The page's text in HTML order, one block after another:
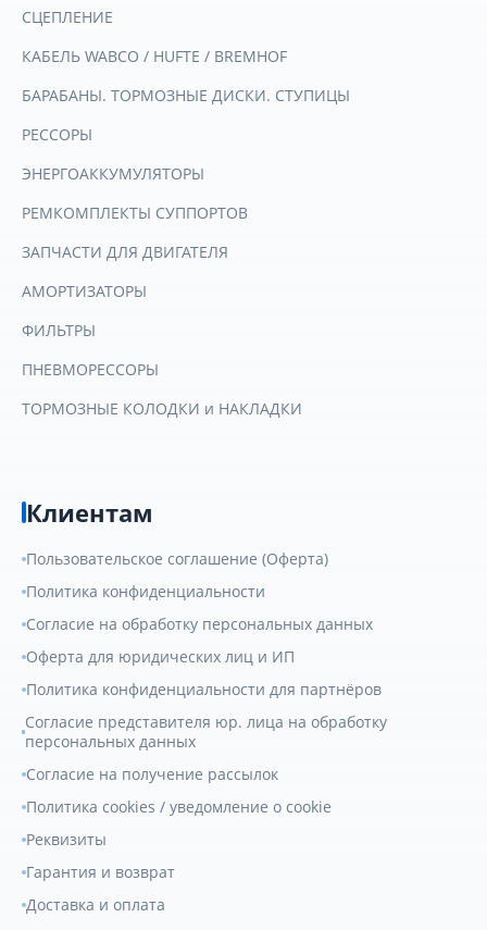
СЦЕПЛЕНИЕ
КАБЕЛЬ WABCO / HUFTE / BREMHOF
БАРАБАНЫ. ТОРМОЗНЫЕ ДИСКИ. СТУПИЦЫ
РЕССОРЫ
ЭНЕРГОАККУМУЛЯТОРЫ
РЕМКОМПЛЕКТЫ СУППОРТОВ
ЗАПЧАСТИ ДЛЯ ДВИГАТЕЛЯ
АМОРТИЗАТОРЫ
ФИЛЬТРЫ
ПНЕВМОРЕССОРЫ
ТОРМОЗНЫЕ КОЛОДКИ и НАКЛАДКИ
Клиентам
Пользовательское соглашение (Оферта)
Политика конфиденциальности
Согласие на обработку персональных данных
Оферта для юридических лиц и ИП
Политика конфиденциальности для партнёров
Согласие представителя юр. лица на обработку
персональных данных
Согласие на получение рассылок
Политика cookies / уведомление о cookie
Реквизиты
Гарантия и возврат
Доставка и оплата